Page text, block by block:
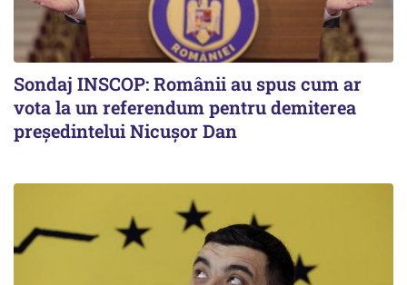
Sondaj INSCOP: Românii au spus cum ar
vota la un referendum pentru demiterea
președintelui Nicușor Dan